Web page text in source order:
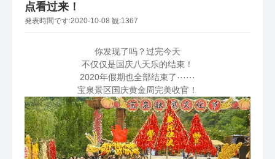
点看过来！
発表時間です:2020-10-08 観:1367
你发现了吗？过完今天
不仅仅是国庆八天乐的结束！
2020年假期也全部结束了······
宝泉景区国庆黄金周完美收官！